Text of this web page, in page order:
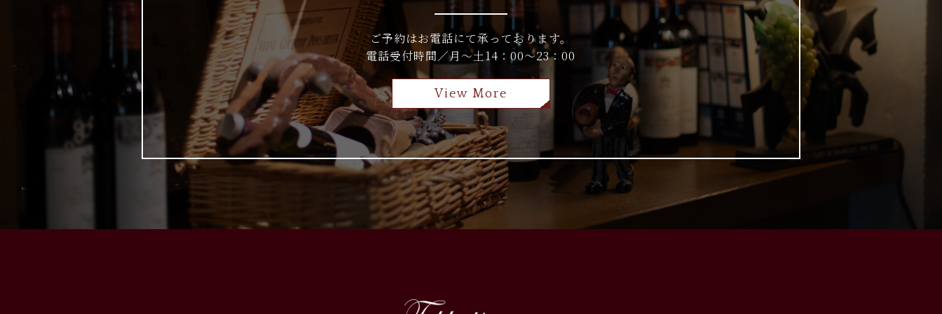
ご予約はお電話にて承っております。
電話受付時間／月～土14：00～23：00
View More